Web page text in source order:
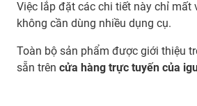
Việc lắp đặt các chi tiết này chỉ mất
không cần dùng nhiều dụng cụ.
Toàn bộ sản phẩm được giới thiệu
sẵn trên cửa hàng trực tuyến của